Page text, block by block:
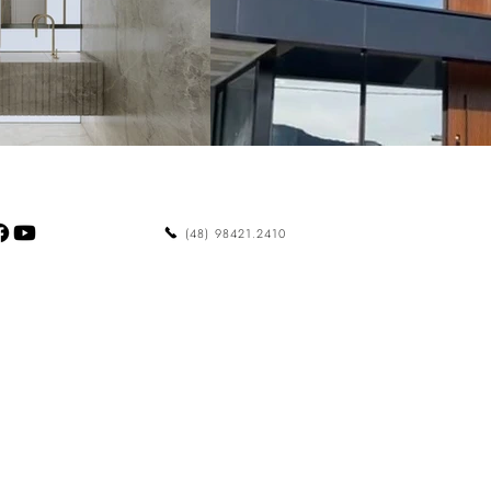
(48) 98421.2410